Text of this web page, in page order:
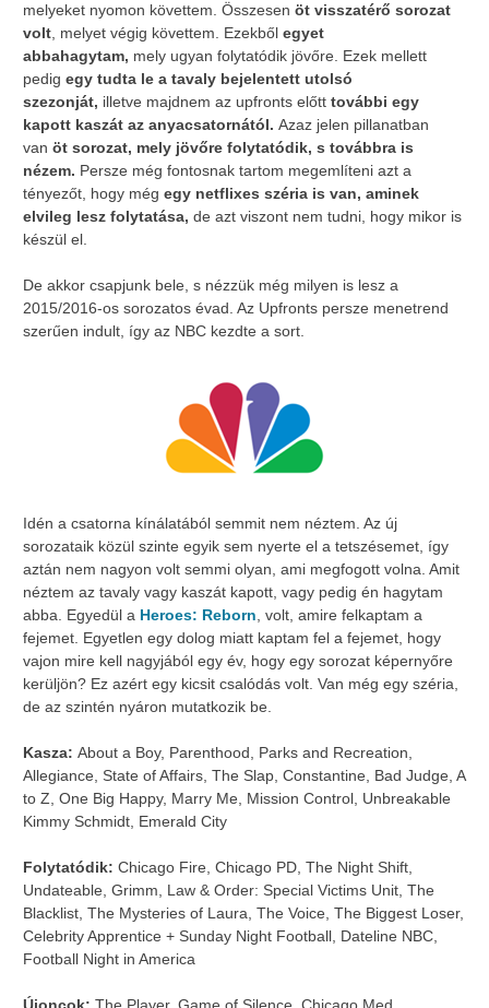
melyeket nyomon követtem. Összesen öt visszatérő sorozat
volt, melyet végig követtem. Ezekből egyet
abbahagytam, mely ugyan folytatódik jövőre. Ezek mellett
pedig egy tudta le a tavaly bejelentett utolsó
szezonját, illetve majdnem az upfronts előtt további egy
kapott kaszát az anyacsatornától. Azaz jelen pillanatban
van öt sorozat, mely jövőre folytatódik, s továbbra is
nézem. Persze még fontosnak tartom megemlíteni azt a
tényezőt, hogy még egy netflixes széria is van, aminek
elvileg lesz folytatása, de azt viszont nem tudni, hogy mikor is
készül el.
De akkor csapjunk bele, s nézzük még milyen is lesz a
2015/2016-os sorozatos évad. Az Upfronts persze menetrend
szerűen indult, így az NBC kezdte a sort.
Idén a csatorna kínálatából semmit nem néztem. Az új
sorozataik közül szinte egyik sem nyerte el a tetszésemet, így
aztán nem nagyon volt semmi olyan, ami megfogott volna. Amit
néztem az tavaly vagy kaszát kapott, vagy pedig én hagytam
abba. Egyedül a Heroes: Reborn, volt, amire felkaptam a
fejemet. Egyetlen egy dolog miatt kaptam fel a fejemet, hogy
vajon mire kell nagyjából egy év, hogy egy sorozat képernyőre
kerüljön? Ez azért egy kicsit csalódás volt. Van még egy széria,
de az szintén nyáron mutatkozik be.
Kasza: About a Boy, Parenthood, Parks and Recreation,
Allegiance, State of Affairs, The Slap, Constantine, Bad Judge, A
to Z, One Big Happy, Marry Me, Mission Control, Unbreakable
Kimmy Schmidt, Emerald City
Folytatódik: Chicago Fire, Chicago PD, The Night Shift,
Undateable, Grimm, Law & Order: Special Victims Unit, The
Blacklist, The Mysteries of Laura, The Voice, The Biggest Loser,
Celebrity Apprentice + Sunday Night Football, Dateline NBC,
Football Night in America